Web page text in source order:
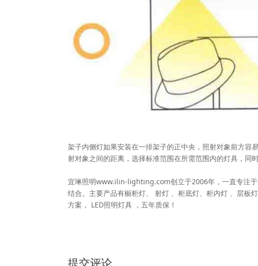
架子内侧灯如果安装在一排架子的正中央，照射对象前方
射对象之间的距离，选择标准范围在所需范围内的灯具，同
宜琳照明www.ilin-lighting.com创立于2006年，一直专注
结合。主要产品有橱柜灯、 射灯 、柜底灯、柜内灯 、层板
方案， LED照明灯具 ，五年质保！
提交评论